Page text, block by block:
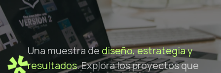
Una muestra de diseño, estrategia y
resultados. Explora los proyectos que